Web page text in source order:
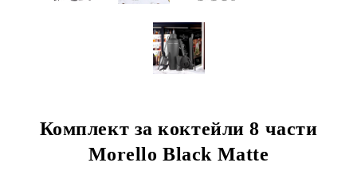
Комплект за коктейли 8 части
Morello Black Matte